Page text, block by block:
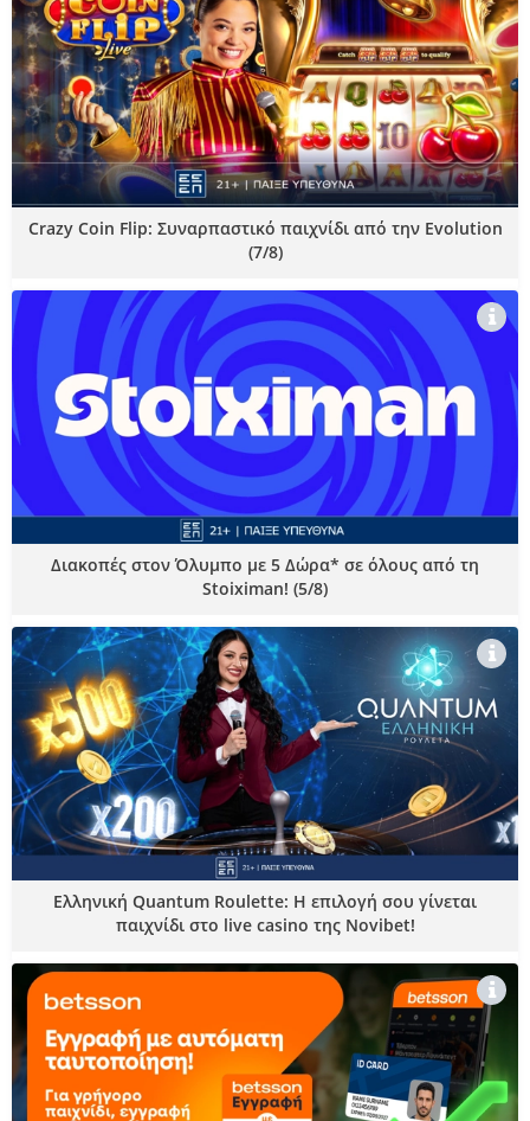
Crazy Coin Flip: Συναρπαστικό παιχνίδι από την Evolution
(7/8)
Διακοπές στον Όλυμπο με 5 Δώρα* σε όλους από τη
Stoiximan! (5/8)
Ελληνική Quantum Roulette: Η επιλογή σου γίνεται
παιχνίδι στο live casino της Novibet!